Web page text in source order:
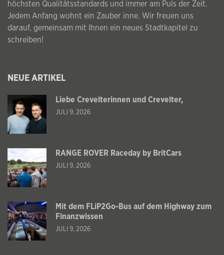
höchsten Qualitätsstandards und immer am Puls der Zeit.
Jedem Anfang wohnt ein Zauber inne. Wir freuen uns
darauf, gemeinsam mit Ihnen ein neues Stadtkapitel zu
schreiben!
NEUE ARTIKEL
Liebe Crevelterinnen und Crevelter,
JULI 9, 2026
RANGE ROVER Raceday by BritCars
JULI 9, 2026
Mit dem FLiP2Go-Bus auf dem Highway zum
Finanzwissen
JULI 9, 2026